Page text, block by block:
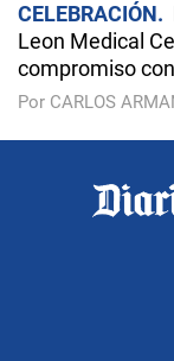
CELEBRACIÓN
Leon Medical
compromiso
Por CARLOS